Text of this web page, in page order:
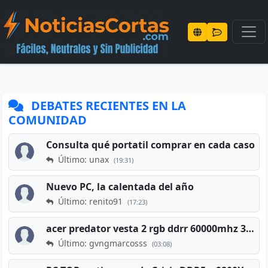
DEBATES RECIENTES EN LA
COMUNIDAD
Consulta qué portatil comprar en cada caso
Último: unax (19:31)
Nuevo PC, la calentada del año
Último: renito91 (17:23)
acer predator vesta 2 rgb ddrr 60000mhz 32gb x2 16gb
Último: gvngmarcosss (03:08)